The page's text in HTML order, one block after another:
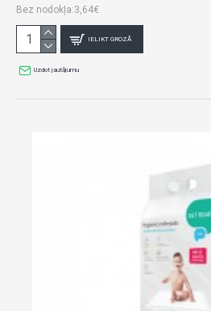
Bez nodokļa:3,64€
IELIKT GROZĀ
Uzdot jautājumu